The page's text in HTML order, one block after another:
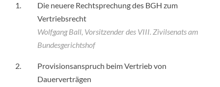
1.
Die neuere Rechtsprechung des BGH zum
Vertriebsrecht
Wolfgang Ball, Vorsitzender des VIII. Zivilsenats am
Bundesgerichtshof
2.
Provisionsanspruch beim Vertrieb von
Dauerverträgen